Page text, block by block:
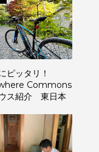
ピッタリ！
Commons
ス紹介 東日本